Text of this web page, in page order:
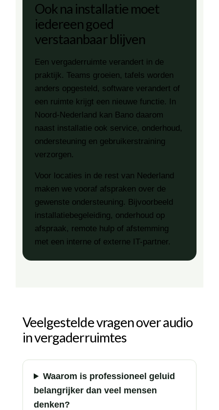
Ook na installatie moet
iedereen goed
verstaanbaar blijven
Een vergaderruimte verandert in de
praktijk. Teams groeien, tafels worden
anders opgesteld, software verandert of
een ruimte krijgt een nieuwe functie. In
Noord-Nederland kan Bano daarom
naast installatie ook service, onderhoud,
ondersteuning en gebruikerstraining
verzorgen.
Voor locaties in de rest van Nederland
maken we vooraf afspraken over de
gewenste ondersteuning. Bijvoorbeeld
installatiebegeleiding, onderhoud op
afspraak, remote hulp of afstemming
met een interne of externe IT-partner.
Veelgestelde vragen over audio
in vergaderruimtes
Waarom is professioneel geluid
belangrijker dan veel mensen
denken?